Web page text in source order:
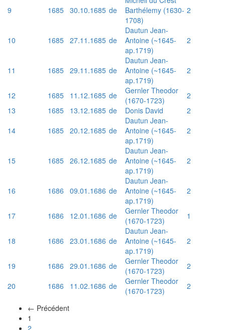
9 1685 30.10.1685 de
Barthélemy (1630-
1708)
2
10 1685 27.11.1685 de
Dautun Jean-
Antoine (~1645-
ap.1719)
2
11 1685 29.11.1685 de
Dautun Jean-
Antoine (~1645-
ap.1719)
2
12 1685 11.12.1685 de
Gernler Theodor
(1670-1723)
2
13
1685 13.12.1685 de Donis David
2
14
1685 20.12.1685 de
Dautun Jean-
Antoine (~1645-
ap.1719)
2
15 1685 26.12.1685 de
Dautun Jean-
Antoine (~1645-
ap.1719)
2
16 1686 09.01.1686 de
Dautun Jean-
Antoine (~1645-
ap.1719)
2
17 1686 12.01.1686 de
Gernler Theodor
(1670-1723)
1
18 1686 23.01.1686 de
Dautun Jean-
Antoine (~1645-
ap.1719)
2
19 1686 29.01.1686 de
Gernler Theodor
(1670-1723)
2
20
1686 11.02.1686 de
Gernler Theodor
(1670-1723)
2
← Précédent
1
2